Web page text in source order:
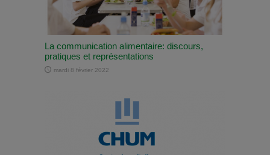
La communication alimentaire: discours,
pratiques et représentations
mardi 8 février 2022